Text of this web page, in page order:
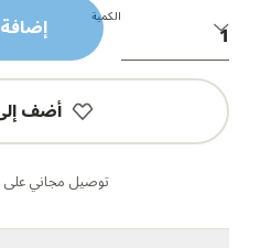
الكمية
أضف
توصيل مجاني